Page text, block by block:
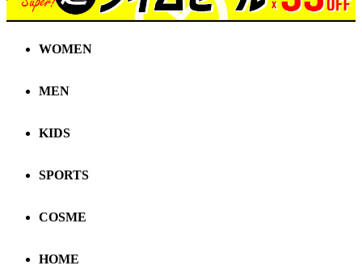
WOMEN
MEN
KIDS
SPORTS
COSME
HOME